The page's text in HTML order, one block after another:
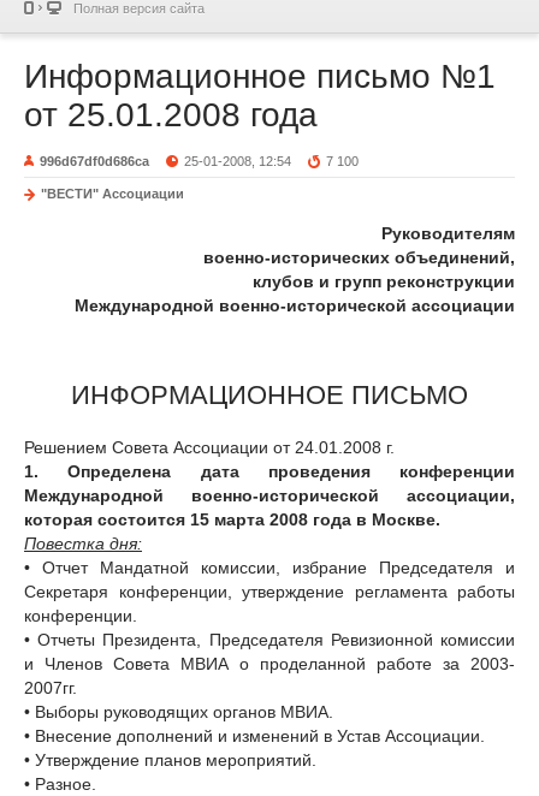
Полная версия сайта
Информационное письмо №1
от 25.01.2008 года
996d67df0d686ca 25-01-2008, 12:54 7 100
"ВЕСТИ" Ассоциации
Руководителям
военно-исторических объединений,
клубов и групп реконструкции
Международной военно-исторической ассоциации
ИНФОРМАЦИОННОЕ ПИСЬМО
Решением Совета Ассоциации от 24.01.2008 г.
1. Определена дата проведения конференции
Международной военно-исторической ассоциации,
которая состоится 15 марта 2008 года в Москве.
Повестка дня:
• Отчет Мандатной комиссии, избрание Председателя и
Секретаря конференции, утверждение регламента работы
конференции.
• Отчеты Президента, Председателя Ревизионной комиссии
и Членов Совета МВИА о проделанной работе за 2003-
2007гг.
• Выборы руководящих органов МВИА.
• Внесение дополнений и изменений в Устав Ассоциации.
• Утверждение планов мероприятий.
• Разное.